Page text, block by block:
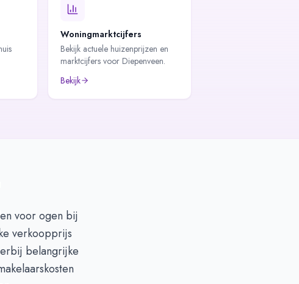
Woningmarktcijfers
Bekijk actuele huizenprijzen en
marktcijfers voor Diepenveen.
Bekijk
voor ogen bij
verkoopprijs
belangrijke